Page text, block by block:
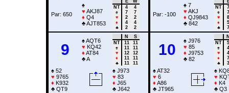
Par: 650
♠
♥ AKJ87
♦ Q4
♣AJT853
NT
4
4
♠
7
7
♥
2
2
♦
4
4
♣
2 2
Par: -100
♠ 7
♥ AKJ
♦ QJ9843
♣ 842
NT
7
♠
7
♥
8
♦
5
♣
7
9
♠AQT6
♥ KQ42
♦ AT84
♣A
N
S
NT
11
11
♠
11
11
♥
12
12
♦
11
11
♣
11 11
♠ 52
♥ 9765
♦ K932
♣ QT9
♠ J973
♥ 83
♦ J65
♣ J642
10
♠ J976
♥ 85
♦ J9753
♣ 82
NT
5
♠
4
♥
4
♦
7
♣
3
♠AT32
♥ 6
♦ A86
♣ JT965
♠
♥
♦ K4
♣ Q3